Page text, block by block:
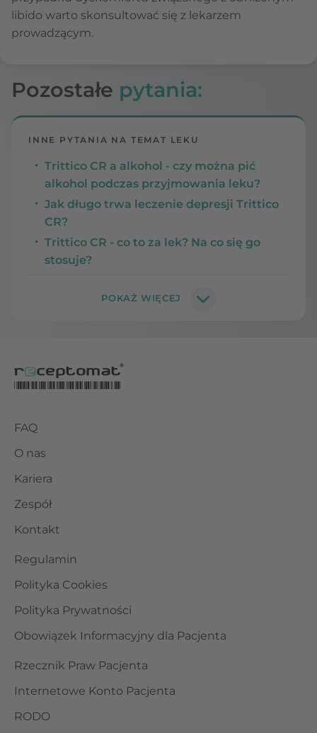
libido warto skonsultować się z lekarzem
prowadzącym.
Pozostałe pytania:
INNE PYTANIA NA TEMAT LEKU
Trittico CR a alkohol - czy można pić
alkohol podczas przyjmowania leku?
Jak długo trwa leczenie depresji Trittico
CR?
Trittico CR - co to za lek? Na co się go
stosuje?
FAQ
O nas
Kariera
Zespół
Kontakt
Regulamin
Polityka Cookies
Polityka Prywatności
Obowiązek Informacyjny dla Pacjenta
Rzecznik Praw Pacjenta
Internetowe Konto Pacjenta
RODO